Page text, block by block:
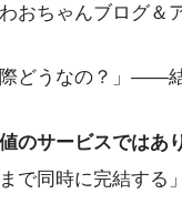
おちゃんブログ＆
際どうなの？」——
のサービスではあ
で同時に完結する